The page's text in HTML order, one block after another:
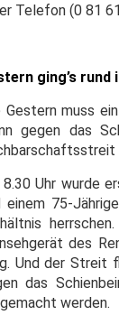
Telefon (0 81
ging’s
Gestern muss
gegen das
8.30 Uhr wurde
einem 75-
des
Und der Streit
das
werden.